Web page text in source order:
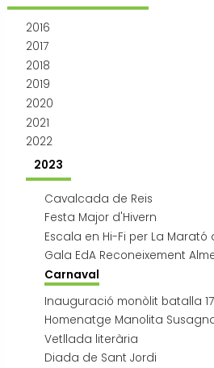
2016
2017
2018
2019
2020
2021
2022
2023
Cavalcada de Reis
Festa Major d'Hivern
Escala en Hi-Fi per La Marató
Gala EdA Reconeixement
Carnaval
Inauguració monòlit batalla
Homenatge Manolita
Vetllada literària
Diada de Sant Jordi